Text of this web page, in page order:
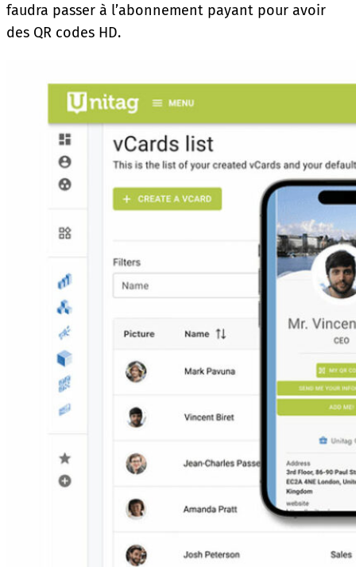
faudra passer à l’abonnement payant pour avoir
des QR codes HD.